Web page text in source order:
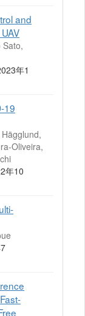
and
Sato,
年1
19
Oliveira,
年10